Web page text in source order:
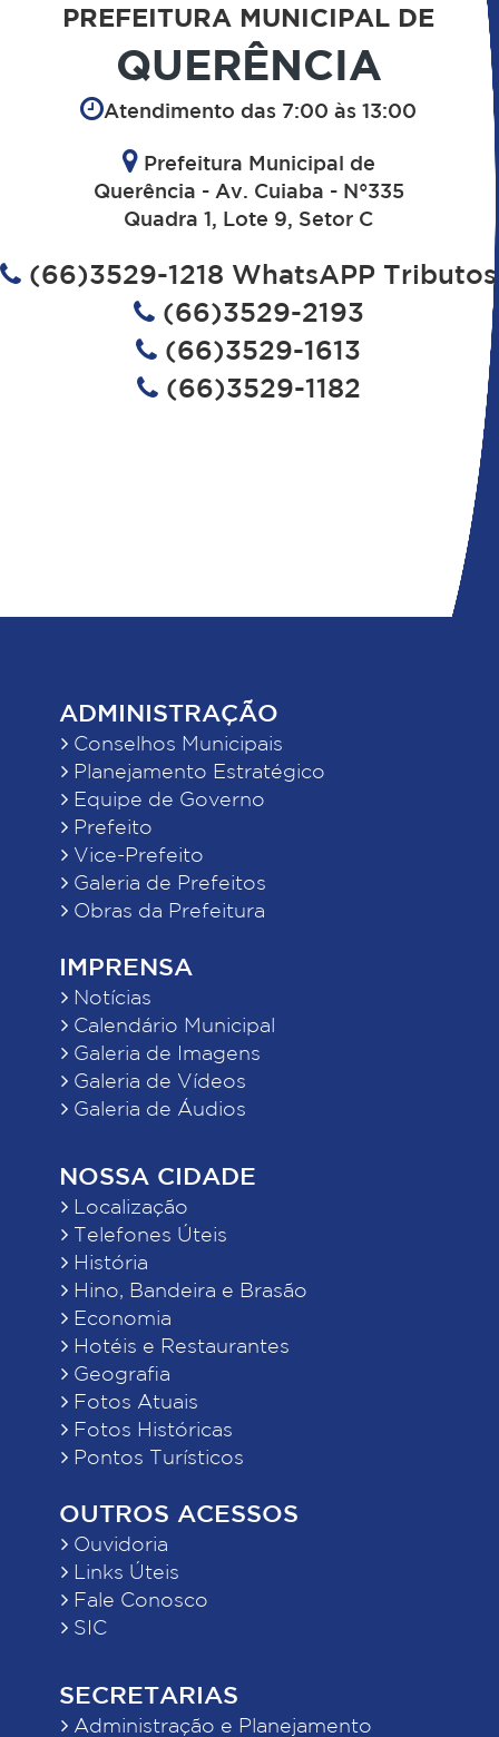
PREFEITURA MUNICIPAL DE
QUERÊNCIA
Atendimento das 7:00 às 13:00
Prefeitura Municipal de
Querência - Av. Cuiaba - N°335
Quadra 1, Lote 9, Setor C
(66)3529-1218 WhatsAPP Tributos
(66)3529-2193
(66)3529-1613
(66)3529-1182
ADMINISTRAÇÃO
Conselhos Municipais
Planejamento Estratégico
Equipe de Governo
Prefeito
Vice-Prefeito
Galeria de Prefeitos
Obras da Prefeitura
IMPRENSA
Notícias
Calendário Municipal
Galeria de Imagens
Galeria de Vídeos
Galeria de Áudios
NOSSA CIDADE
Localização
Telefones Úteis
História
Hino, Bandeira e Brasão
Economia
Hotéis e Restaurantes
Geografia
Fotos Atuais
Fotos Históricas
Pontos Turísticos
OUTROS ACESSOS
Ouvidoria
Links Úteis
Fale Conosco
SIC
SECRETARIAS
Administração e Planejamento